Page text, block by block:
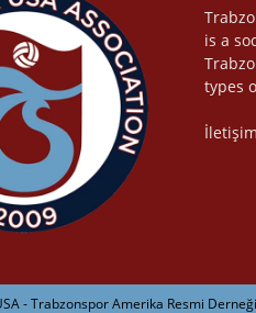
is a
types
- Trabzonspor Amerika Resmi